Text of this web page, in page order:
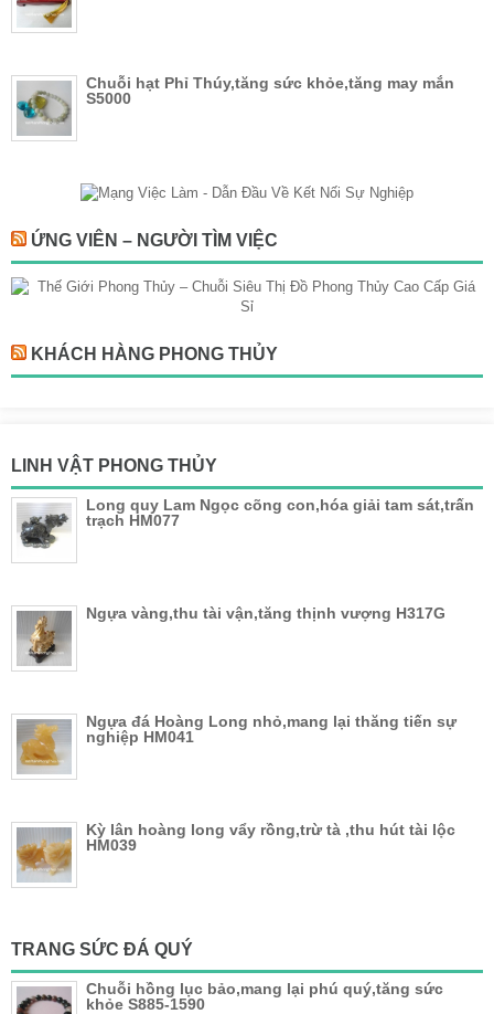
Chuỗi hạt Phỉ Thúy,tăng sức khỏe,tăng may mắn
S5000
ỨNG VIÊN – NGƯỜI TÌM VIỆC
KHÁCH HÀNG PHONG THỦY
LINH VẬT PHONG THỦY
Long quy Lam Ngọc cõng con,hóa giải tam sát,trấn
trạch HM077
Ngựa vàng,thu tài vận,tăng thịnh vượng H317G
Ngựa đá Hoàng Long nhỏ,mang lại thăng tiến sự
nghiệp HM041
Kỳ lân hoàng long vẩy rồng,trừ tà ,thu hút tài lộc
HM039
TRANG SỨC ĐÁ QUÝ
Chuỗi hồng lục bảo,mang lại phú quý,tăng sức
khỏe S885-1590